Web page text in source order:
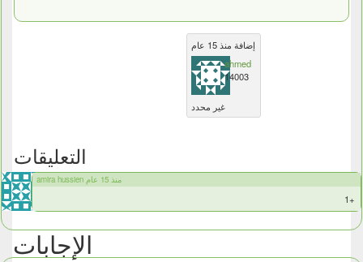
إضافة منذ 15 عام
ahmed
14003
غير محدد
التعليقات
amira hussien منذ 15 عام
+1
الإجابات